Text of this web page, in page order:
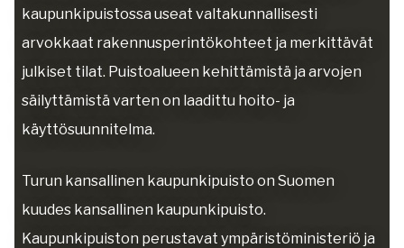
kaupunkipuistossa useat valtakunnallisesti
arvokkaat rakennusperintökohteet ja merkittävät
julkiset tilat. Puistoalueen kehittämistä ja arvojen
säilyttämistä varten on laadittu hoito- ja
käyttösuunnitelma.
Turun kansallinen kaupunkipuisto on Suomen
kuudes kansallinen kaupunkipuisto.
Kaupunkipuiston perustavat ympäristöministeriö ja